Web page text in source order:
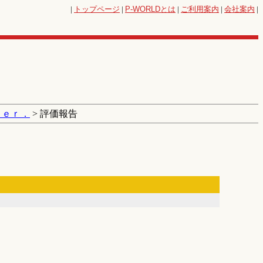
| トップページ | P-WORLDとは | ご利用案内 | 会社案内 |
ｒ． > 評価報告